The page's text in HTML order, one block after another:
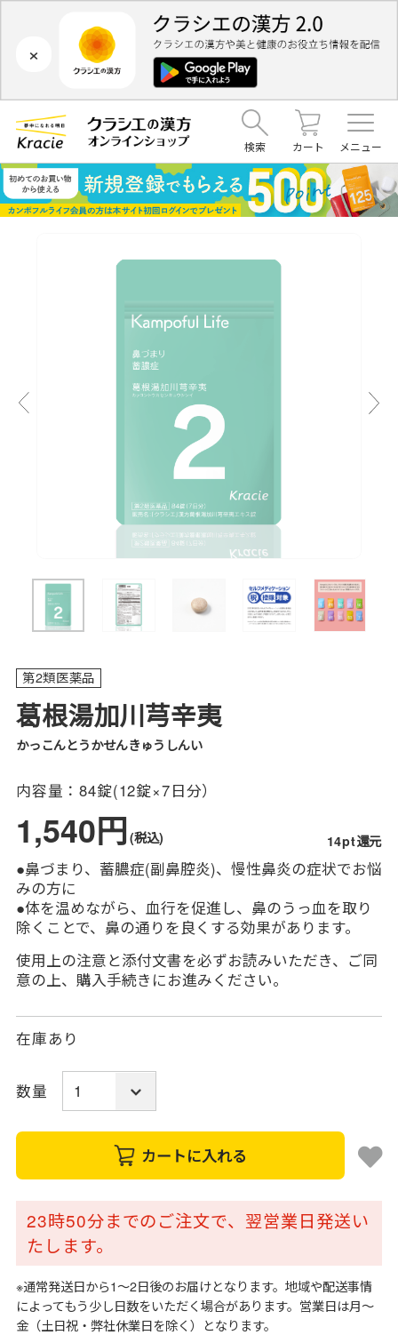
×
検索 カート メニュー
第2類医薬品
葛根湯加川芎辛夷
かっこんとうかせんきゅうしんい
内容量：84錠(12錠×7日分）
1,540円(税込) 14pt還元
●鼻づまり、蓄膿症(副鼻腔炎)、慢性鼻炎の症状でお悩
みの方に
●体を温めながら、血行を促進し、鼻のうっ血を取り
除くことで、鼻の通りを良くする効果があります。
使用上の注意と添付文書を必ずお読みいただき、ご同
意の上、購入手続きにお進みください。
在庫あり
数量
カートに入れる
23時50分までのご注文で、翌営業日発送い
たします。
※通常発送日から1～2日後のお届けとなります。地域や配送事情
によってもう少し日数をいただく場合があります。営業日は月～
金（土日祝・弊社休業日を除く）となります。